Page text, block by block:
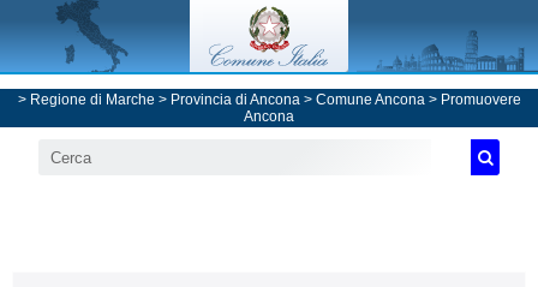
> Regione di Marche > Provincia di Ancona> Comune Ancona> Promuovere
Ancona